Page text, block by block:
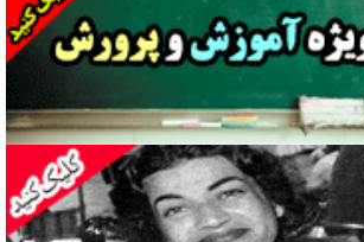
فوق‌دیپلم! + گفت‌وگو با متهم
شهدای جنگ رمضان/ پیکر بی‌سر شهید را از